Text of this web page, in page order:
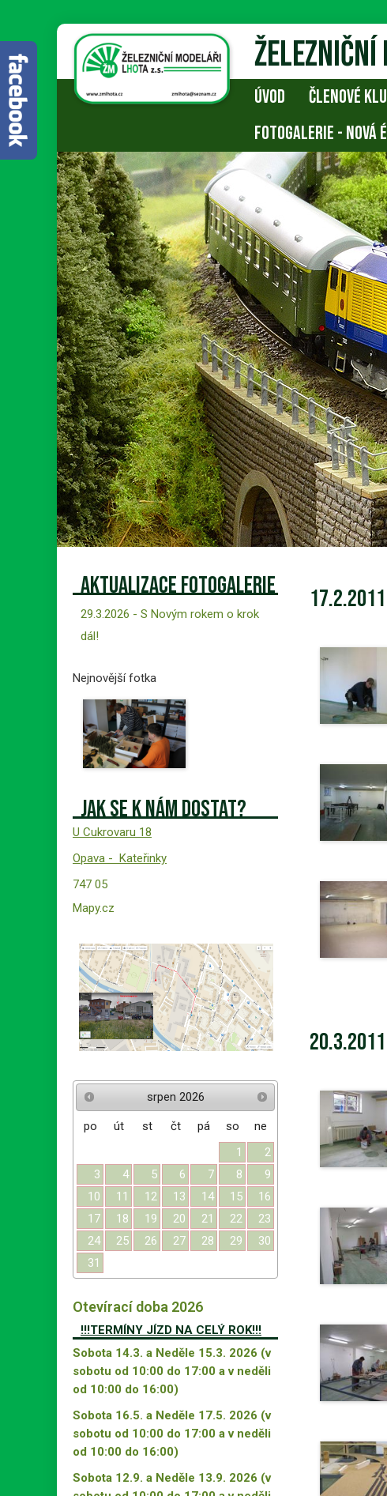
Železniční
ÚVOD ČLENOVÉ
FOTOGALERIE - NOVÁ
Aktualizace fotogalerie
29.3.2026 - S Novým rokem o krok
dál!
Nejnovější fotka
Jak se k nám dostat?
U Cukrovaru 18
Opava - Kateřinky
747 05
Mapy.cz
srpen 2026
po út st čt pá so
ne
1
2
3
4 5 6 7 8
9
10
11 12 13 14 15
16
17
18 19 20 21 22
23
24
25 26 27 28 29
30
31
Otevírací doba 2026
!!!TERMÍNY JÍZD NA CELÝ ROK!!!
Sobota 14.3. a Neděle 15.3. 2026 (v
sobotu od 10:00 do 17:00 a v neděli
od 10:00 do 16:00)
Sobota 16.5. a Neděle 17.5. 2026 (v
sobotu od 10:00 do 17:00 a v neděli
od 10:00 do 16:00)
Sobota 12.9. a Neděle 13.9. 2026 (v